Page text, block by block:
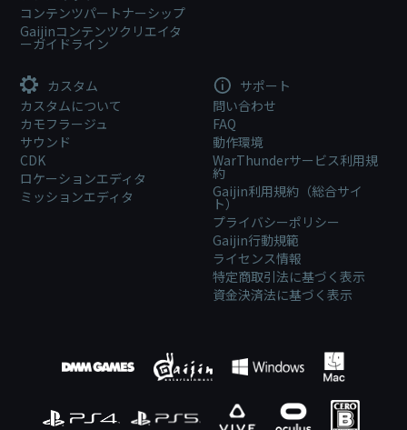
コンテンツパートナーシップ
Gaijinコンテンツクリエイタ
ーガイドライン
カスタム
カスタムについて
カモフラージュ
サウンド
CDK
ロケーションエディタ
ミッションエディタ
サポート
問い合わせ
FAQ
動作環境
WarThunderサービス利用規
約
Gaijin利用規約（総合サイ
ト）
プライバシーポリシー
Gaijin行動規範
ライセンス情報
特定商取引法に基づく表示
資金決済法に基づく表示